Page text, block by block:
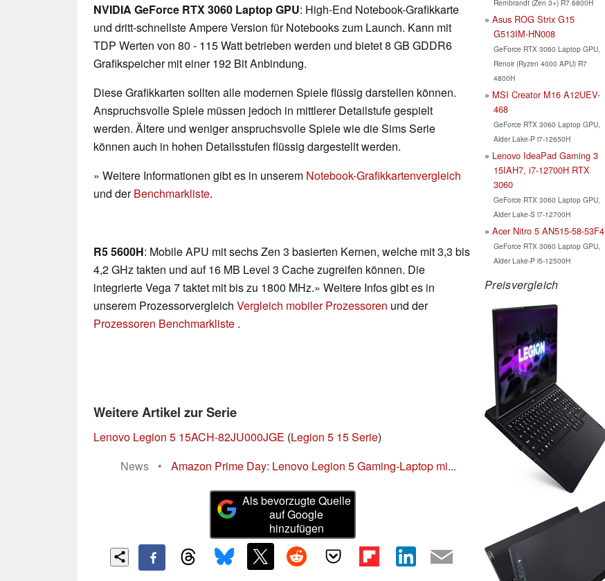
NVIDIA GeForce RTX 3060 Laptop GPU: High-End Notebook-Grafikkarte
und dritt-schnellste Ampere Version für Notebooks zum Launch. Kann mit
TDP Werten von 80 - 115 Watt betrieben werden und bietet 8 GB GDDR6
Grafikspeicher mit einer 192 Bit Anbindung.
Diese Grafikkarten sollten alle modernen Spiele flüssig darstellen können.
Anspruchsvolle Spiele müssen jedoch in mittlerer Detailstufe gespielt
werden. Ältere und weniger anspruchsvolle Spiele wie die Sims Serie
können auch in hohen Detailsstufen flüssig dargestellt werden.
» Weitere Informationen gibt es in unserem Notebook-Grafikkartenvergleich
und derBenchmarkliste.
R5 5600H: Mobile APU mit sechs Zen 3 basierten Kernen, welche mit 3,3 bis
4,2 GHz takten und auf 16 MB Level 3 Cache zugreifen können. Die
integrierte Vega 7 taktet mit bis zu 1800 MHz.» Weitere Infos gibt es in
unserem Prozessorvergleich Vergleich mobiler Prozessoren und der
Prozessoren Benchmarkliste .
Weitere Artikel zur Serie
Lenovo Legion 5 15ACH-82JU000JGE (Legion 5 15 Serie)
News
• Amazon Prime Day: Lenovo Legion 5 Gaming-Laptop mi...
Als bevorzugte Quelle
auf Google
hinzufügen
Rembrandt (Zen 3+) R7 6800H
Asus ROG Strix G15
G513IM-HN008
GeForce RTX 3060 Laptop GPU,
Renoir (Ryzen 4000 APU) R7
4800H
MSI Creator M16 A12UEV-
468
GeForce RTX 3060 Laptop GPU,
Alder Lake-P i7-12650H
Lenovo IdeaPad Gaming 3
15IAH7, i7-12700H RTX
3060
GeForce RTX 3060 Laptop GPU,
Alder Lake-S i7-12700H
Acer Nitro 5 AN515-58-53F4
GeForce RTX 3060 Laptop GPU,
Alder Lake-P i5-12500H
Preisvergleich